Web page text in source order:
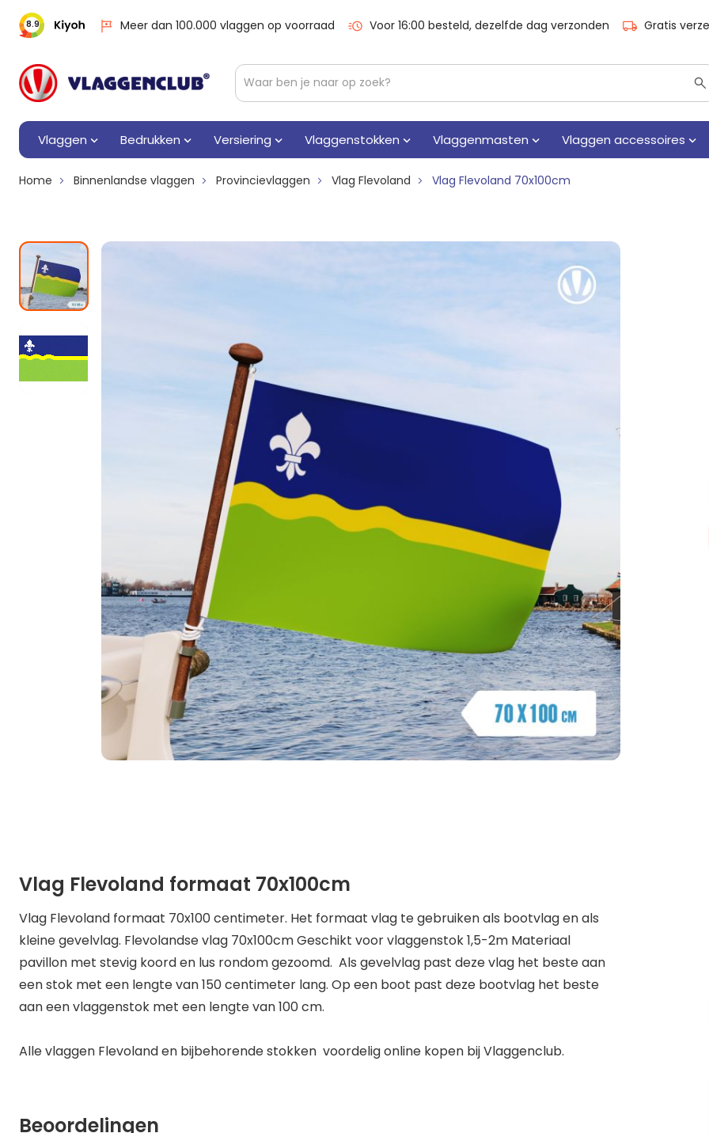
8.9 Meer dan 100.000 vlaggen op voorraad Voor 16:00 besteld, dezelfde dag verzonden Gratis
Vlaggen Bedrukken Versiering Vlaggenstokken Vlaggenmasten Vlaggen accessoires
Home Binnenlandse vlaggen Provincievlaggen Vlag Flevoland Vlag Flevoland 70x100cm
Vlag Flevoland formaat 70x100cm
Vlag Flevoland formaat 70x100 centimeter. Het formaat vlag te gebruiken als bootvlag en als
kleine gevelvlag. Flevolandse vlag 70x100cm Geschikt voor vlaggenstok 1,5-2m Materiaal
pavillon met stevig koord en lus rondom gezoomd. Als gevelvlag past deze vlag het beste aan
een stok met een lengte van 150 centimeter lang. Op een boot past deze bootvlag het beste
aan een vlaggenstok met een lengte van 100 cm.
Alle vlaggen Flevoland en bijbehorende stokken voordelig online kopen bij Vlaggenclub.
Beoordelingen